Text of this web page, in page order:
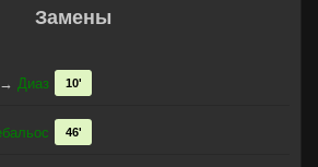
Замены
→ Диаз 10'
46'